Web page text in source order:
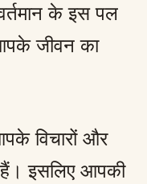
के इस पल
जीवन का
विचारों और
हैं। इसलिए आपकी